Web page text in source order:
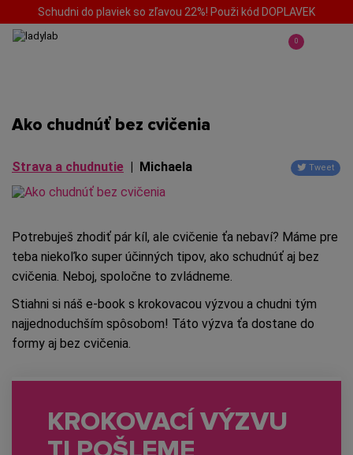
Schudni do plaviek so zľavou 22%! Použi kód DOPLAVEK
0
Ako chudnúť bez cvičenia
Tweet
Strava a chudnutie | Michaela
Potrebuješ zhodiť pár kíl, ale cvičenie ťa nebaví? Máme pre
teba niekoľko super účinných tipov, ako schudnúť aj bez
cvičenia. Neboj, spoločne to zvládneme.
Stiahni si náš e-book s krokovacou výzvou a chudni tým
najjednoduchším spôsobom! Táto výzva ťa dostane do
formy aj bez cvičenia.
KROKOVACÍ VÝZVU